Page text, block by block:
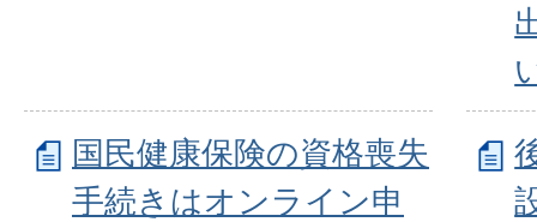
国民健康保険の資格喪失
手続きはオンライン申